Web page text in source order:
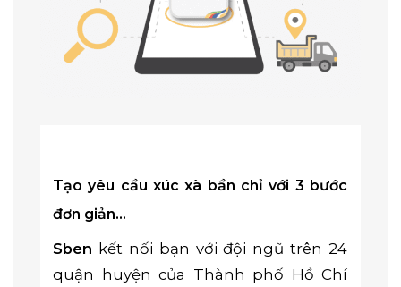
Tạo yêu cầu xúc xà bần chỉ với 3 bước
đơn giản…
Sben kết nối bạn với đội ngũ trên 24
quận huyện của Thành phố Hồ Chí